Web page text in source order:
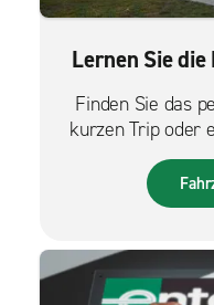
Lernen Sie
Finden Sie das
kurzen Trip oder